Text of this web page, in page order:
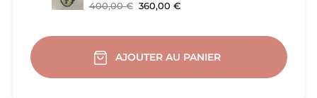
400,00 € 360,00 €
AJOUTER AU PANIER